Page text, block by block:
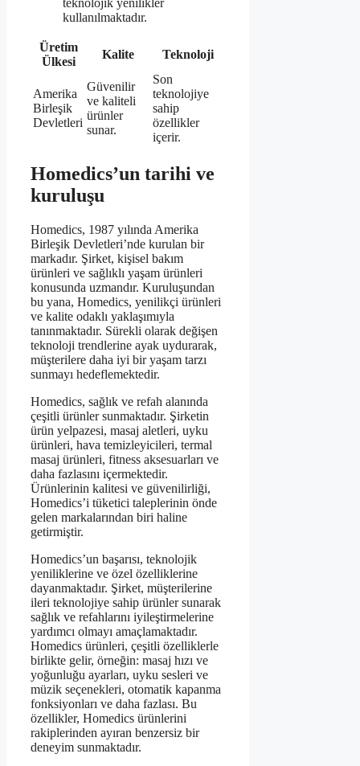
teknolojik yenilikler
kullanılmaktadır.
Üretim
Ülkesi
Kalite Teknoloji
Amerika
Birleşik
Devletleri
Güvenilir
ve kaliteli
ürünler
sunar.
Son
teknolojiye
sahip
özellikler
içerir.
Homedics’un tarihi ve
kuruluşu
Homedics, 1987 yılında Amerika
Birleşik Devletleri’nde kurulan bir
markadır. Şirket, kişisel bakım
ürünleri ve sağlıklı yaşam ürünleri
konusunda uzmandır. Kuruluşundan
bu yana, Homedics, yenilikçi ürünleri
ve kalite odaklı yaklaşımıyla
tanınmaktadır. Sürekli olarak değişen
teknoloji trendlerine ayak uydurarak,
müşterilere daha iyi bir yaşam tarzı
sunmayı hedeflemektedir.
Homedics, sağlık ve refah alanında
çeşitli ürünler sunmaktadır. Şirketin
ürün yelpazesi, masaj aletleri, uyku
ürünleri, hava temizleyicileri, termal
masaj ürünleri, fitness aksesuarları ve
daha fazlasını içermektedir.
Ürünlerinin kalitesi ve güvenilirliği,
Homedics’i tüketici taleplerinin önde
gelen markalarından biri haline
getirmiştir.
Homedics’un başarısı, teknolojik
yeniliklerine ve özel özelliklerine
dayanmaktadır. Şirket, müşterilerine
ileri teknolojiye sahip ürünler sunarak
sağlık ve refahlarını iyileştirmelerine
yardımcı olmayı amaçlamaktadır.
Homedics ürünleri, çeşitli özelliklerle
birlikte gelir, örneğin: masaj hızı ve
yoğunluğu ayarları, uyku sesleri ve
müzik seçenekleri, otomatik kapanma
fonksiyonları ve daha fazlası. Bu
özellikler, Homedics ürünlerini
rakiplerinden ayıran benzersiz bir
deneyim sunmaktadır.